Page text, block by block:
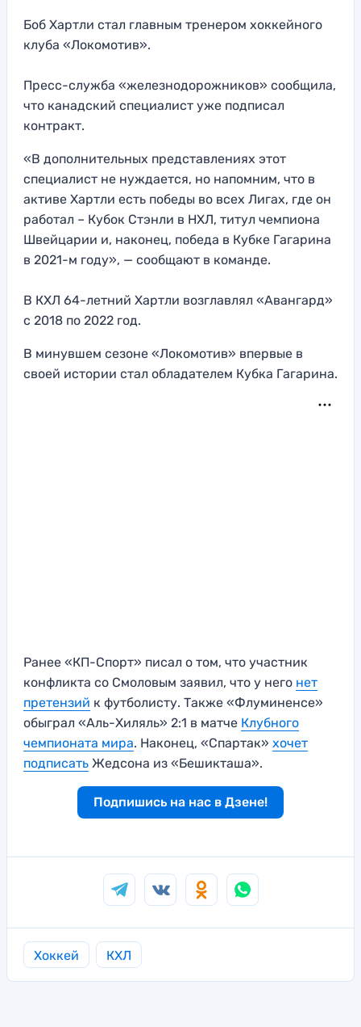
Боб Хартли стал главным тренером хоккейного
клуба «Локомотив».
Пресс-служба «железнодорожников» сообщила,
что канадский специалист уже подписал
контракт.
«В дополнительных представлениях этот
специалист не нуждается, но напомним, что в
активе Хартли есть победы во всех Лигах, где он
работал – Кубок Стэнли в НХЛ, титул чемпиона
Швейцарии и, наконец, победа в Кубке Гагарина
в 2021-м году», — сообщают в команде.
В КХЛ 64-летний Хартли возглавлял «Авангард»
с 2018 по 2022 год.
В минувшем сезоне «Локомотив» впервые в
своей истории стал обладателем Кубка Гагарина.
Ранее «КП-Спорт» писал о том, что участник
конфликта со Смоловым заявил, что у него нет
претензий к футболисту. Также «Флуминенсе»
обыграл «Аль-Хиляль» 2:1 в матче Клубного
чемпионата мира. Наконец, «Спартак» хочет
подписать Жедсона из «Бешикташа».
Подпишись на нас в Дзене!
Хоккей КХЛ